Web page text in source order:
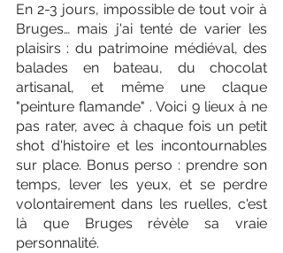
En 2-3 jours, impossible de tout voir à
Bruges… mais j'ai tenté de varier les
plaisirs : du patrimoine médiéval, des
balades en bateau, du chocolat
artisanal, et même une claque
"peinture flamande" . Voici 9 lieux à ne
pas rater, avec à chaque fois un petit
shot d'histoire et les incontournables
sur place. Bonus perso : prendre son
temps, lever les yeux, et se perdre
volontairement dans les ruelles, c'est
là que Bruges révèle sa vraie
personnalité.